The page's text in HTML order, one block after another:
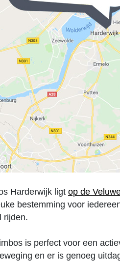
Harderwijk ligt op de
bestemming voor
rijden.
is perfect voor een
en er is genoeg